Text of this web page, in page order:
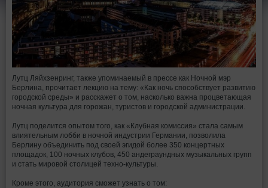
Лутц Ляйхзенринг, также упоминаемый в прессе как Ночной мэр
Берлина, прочитает лекцию на тему: «Как ночь способствует развитию
городской среды» и расскажет о том, насколько важна процветающая
ночная культура для горожан, туристов и городской администрации.
Лутц поделится опытом того, как «Клубная комиссия» стала самым
влиятельным лобби в ночной индустрии Германии, позволила
Берлину объединить под своей эгидой более 350 концертных
площадок, 100 ночных клубов, 450 андеграундных музыкальных групп
и стать мировой столицей техно-культуры.
Кроме этого, аудитория сможет узнать о том: